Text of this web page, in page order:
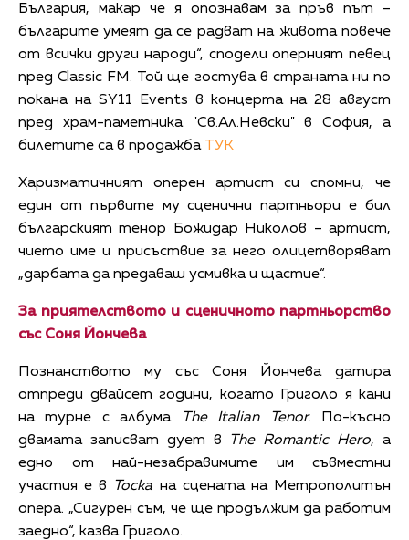
България, макар че я опознавам за пръв път –
българите умеят да се радват на живота повече
от всички други народи“, сподели оперният певец
пред Classic FM. Той ще гостува в страната ни по
покана на SY11 Events в концерта на 28 август
пред храм-паметника "Св.Ал.Невски" в София, а
билетите са в продажба ТУК
Харизматичният оперен артист си спомни, че
един от първите му сценични партньори е бил
българският тенор Божидар Николов – артист,
чието име и присъствие за него олицетворяват
„дарбата да предаваш усмивка и щастие“.
За приятелството и сценичното партньорство
със Соня Йончева
Познанството му със Соня Йончева датира
отпреди двайсет години, когато Григоло я кани
на турне с албума
The Italian Tenor. По-късно
двамата записват дует в
The Romantic Hero, а
едно от най-незабравимите им съвместни
участия е в
Тоска на сцената на Метрополитън
опера. „Сигурен съм, че ще продължим да работим
заедно“, казва Григоло.